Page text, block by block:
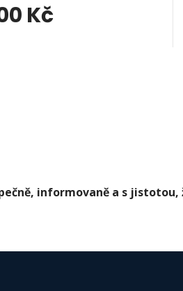
Kč
informovaně a s